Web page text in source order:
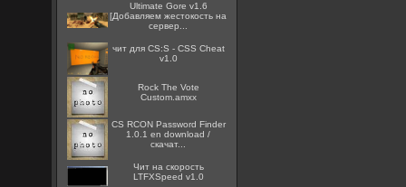
Ultimate Gore v1.6
[Добавляем жестокость на
сервер...
чит для CS:S - CSS Cheat
v1.0
Rock The Vote
Custom.amxx
CS RCON Password Finder
1.0.1 en download /
скачат...
Чит на скорость
LTFXSpeed v1.0